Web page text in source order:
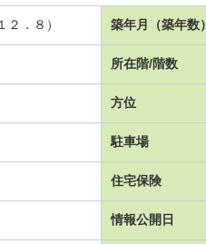
．８） 築年月（築年数）
所在階/階数
方位
駐車場
住宅保険
情報公開日